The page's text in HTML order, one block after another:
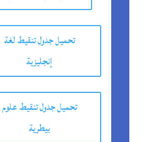
تحميل جدول تنقيط لغة
إنجليزية
تحميل جدول تنقيط علوم
بيطرية